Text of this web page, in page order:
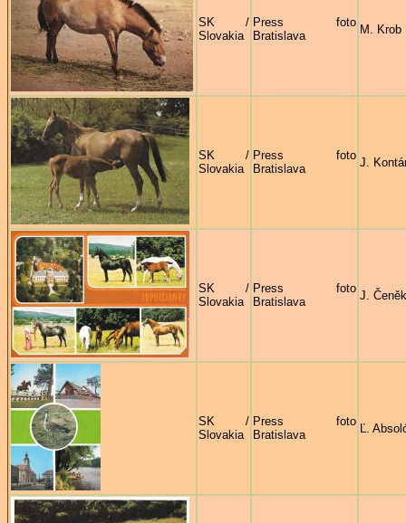
SK /
Slovakia
Press foto
Bratislava
M. Krob
SK /
Slovakia
Press foto
Bratislava
J.
SK /
Slovakia
Press foto
Bratislava
J. Čeněk
SK /
Slovakia
Press foto
Bratislava
Ľ.